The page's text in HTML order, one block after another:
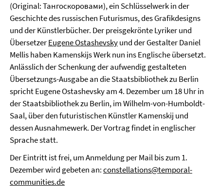
(Original: Тангоскоровами), ein Schlüsselwerk in der
Geschichte des russischen Futurismus, des Grafikdesigns
und der Künstlerbücher. Der preisgekrönte Lyriker und
ÜbersetzerEugene Ostashevskyund der Gestalter Daniel
Mellis haben Kamenskijs Werk nun ins Englische übersetzt.
Anlässlich der Schenkung der aufwendig gestalteten
Übersetzungs-Ausgabe an die Staatsbibliothek zu Berlin
spricht Eugene Ostashevsky am 4. Dezember um 18 Uhr in
der Staatsbibliothek zu Berlin, im Wilhelm-von-Humboldt-
Saal, über den futuristischen Künstler Kamenskij und
dessen Ausnahmewerk. Der Vortrag findet in englischer
Sprache statt.
Der Eintritt ist frei, um Anmeldung per Mail bis zum 1.
Dezember wird gebeten an:constellations@temporal-
communities.de